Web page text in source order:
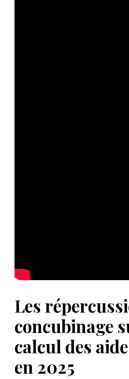
Les
concubinage
calcul des
en 2025